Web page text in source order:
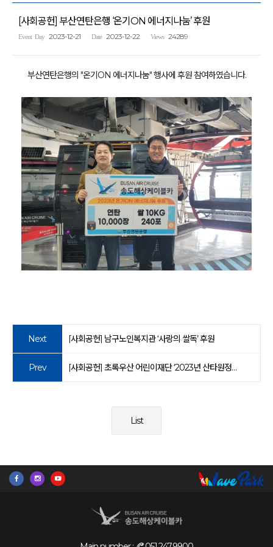
[사회공헌] 부산연탄은행 ‘온기ON 에너지나눔’ 후원
Event Day 2023-12-21 Date 2023-12-22 Views 24289
부산연탄은행의 "온기ON 에너지나눔" 행사에 후원 참여하였습니다.
Next [사회공헌] 남구노인복지관 ‘사랑의 쌀독’ 후원
Prev [사회공헌] 초록우산 어린이재단 ‘2023년 산타원정대’ 후원
List